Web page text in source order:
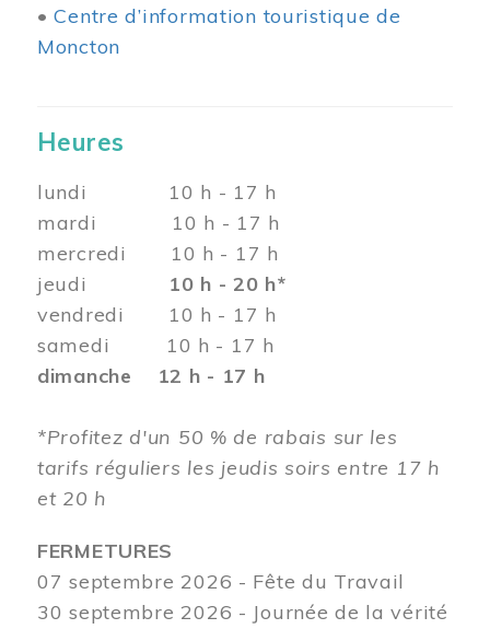
•Centre d’information touristique de
Moncton
Heures
lundi 10 h - 17 h
mardi 10 h - 17 h
mercredi 10 h - 17 h
jeudi 10 h - 20 h*
vendredi 10 h - 17 h
samedi 10 h - 17 h
dimanche 12 h - 17 h
*Profitez d'un 50 % de rabais sur les
tarifs réguliers les jeudis soirs entre 17 h
et 20 h
FERMETURES
07 septembre 2026 - Fête du Travail
30 septembre 2026 - Journée de la vérité